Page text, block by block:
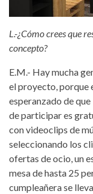
L.-¿Cómo crees que
concepto?
E.M.- Hay mucha
el proyecto, porque
esperanzado de
de participar es
con videoclips de
seleccionando los
ofertas de ocio, un
mesa de hasta 25
cumpleañera se